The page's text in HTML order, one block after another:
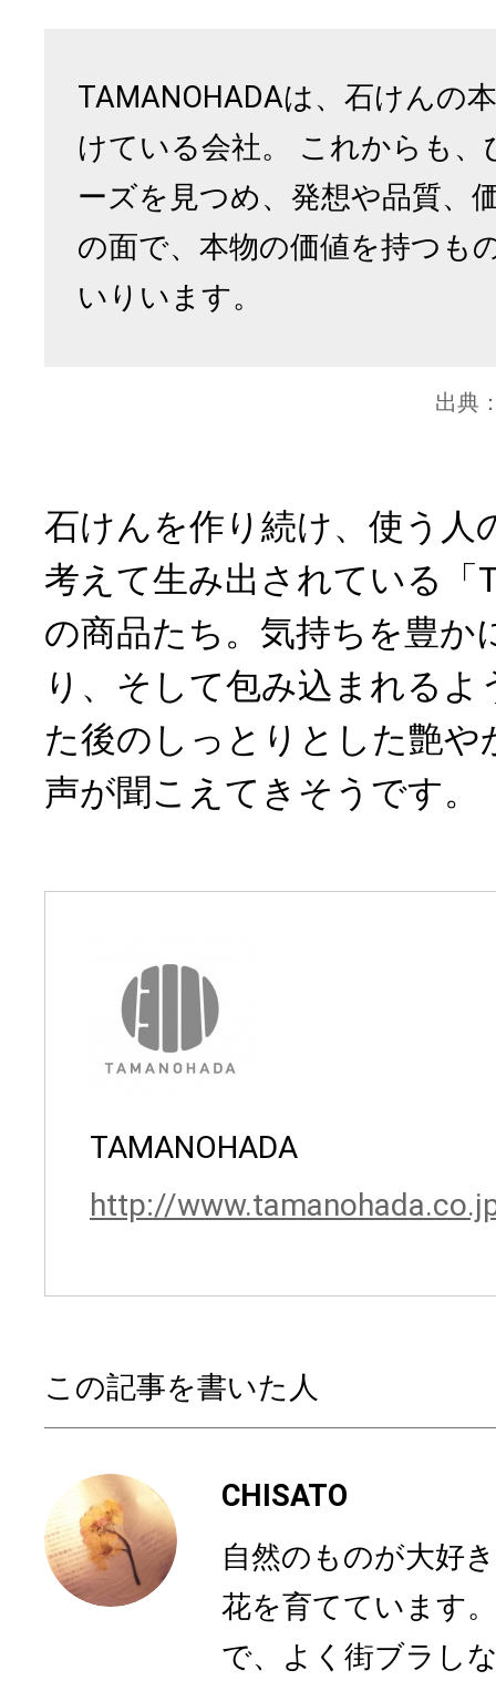
TAMANOHADAは、石けんの
けている会社。 これからも
ーズを見つめ、発想や品質、
の面で、本物の価値を持つも
いりいます。
出典
石けんを作り続け、使う人
考えて生み出されている「
の商品たち。気持ちを豊か
り、そして包み込まれるよ
た後のしっとりとした艶や
声が聞こえてきそうです。
TAMANOHADA
http://
この記事を書いた人
CHISATO
自然のものが大好
花を育てています
で、よく街ブラし